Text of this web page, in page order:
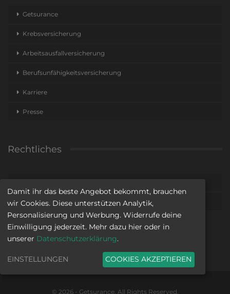
Getsurance
Krebsversicherung
Arbeitsausfallversicherung
Berufsunfähigkeitsversicherung
Karriere
Presse
Rechtliches
Datenschutz
© 2026 - Getsurance. All Rights Reserved.
Damit ihr das beste Angebot bekommt, brauchen
wir Cookies. Diese unterstützen Analytik,
Personalisierung und Werbung. Widerrufe deine
Einwilligung jederzeit. Mehr dazu hier oder in
unserer Datenschutzerklärung.
EINSTELLUNGEN COOKIES AKZEPTIEREN